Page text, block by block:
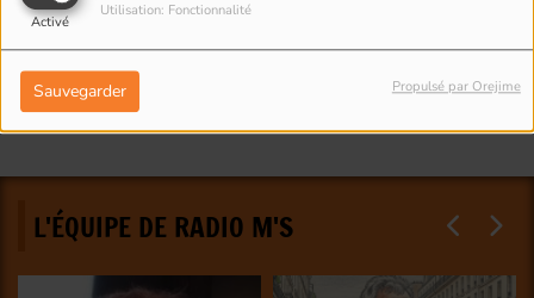
Activé
Utilisation: Fonctionnalité
Sauvegarder Propulsé par Orejime
Evanescence
L'ÉQUIPE DE RADIO M'S